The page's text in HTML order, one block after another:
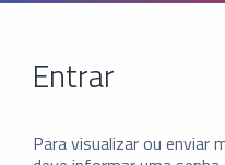
Entrar
Para visualizar ou enviar